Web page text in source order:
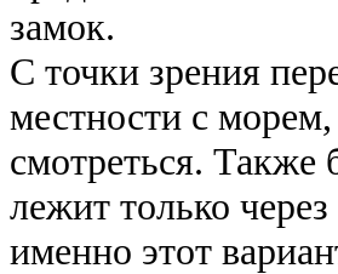
замок.
С точки зрения
местности с
смотреться. Также
лежит только
именно этот